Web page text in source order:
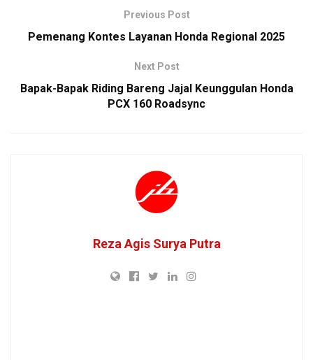
Previous Post
Pemenang Kontes Layanan Honda Regional 2025
Next Post
Bapak-Bapak Riding Bareng Jajal Keunggulan Honda
PCX 160 Roadsync
Reza Agis Surya Putra